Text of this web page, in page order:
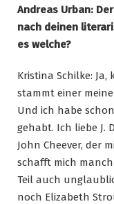
Andreas Urban:
nach deinen
es welche?
Kristina Schilke: Ja,
stammt einer
Und ich habe
gehabt. Ich liebe J.
John Cheever, der
schafft mich
Teil auch
noch Elizabeth